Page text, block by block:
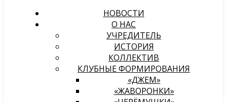
НОВОСТИ
О НАС
УЧРЕДИТЕЛЬ
ИСТОРИЯ
КОЛЛЕКТИВ
КЛУБНЫЕ ФОРМИРОВАНИЯ
«ДЖЕМ»
«ЖАВОРОНКИ»